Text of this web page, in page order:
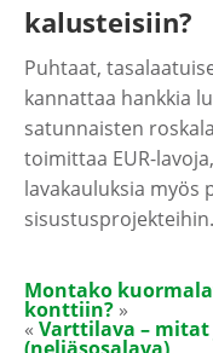
kalusteisiin?
Puhtaat,
kannattaa hankkia
satunnaisten
toimittaa EUR-
lavakauluksia myös
sisustusprojekteihin.
Montako
konttiin?
Varttilava –